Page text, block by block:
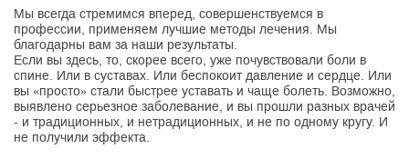
Мы всегда стремимся вперед, совершенствуемся в
профессии, применяем лучшие методы лечения. Мы
благодарны вам за наши результаты.
Если вы здесь, то, скорее всего, уже почувствовали боли в
спине. Или в суставах. Или беспокоит давление и сердце. Или
вы «просто» стали быстрее уставать и чаще болеть. Возможно,
выявлено серьезное заболевание, и вы прошли разных врачей
- и традиционных, и нетрадиционных, и не по одному кругу. И
не получили эффекта.